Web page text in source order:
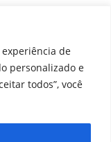
de
personalizado e
todos”, você